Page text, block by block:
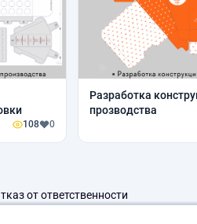
108 0
Разработка
прозводства
от ответственности